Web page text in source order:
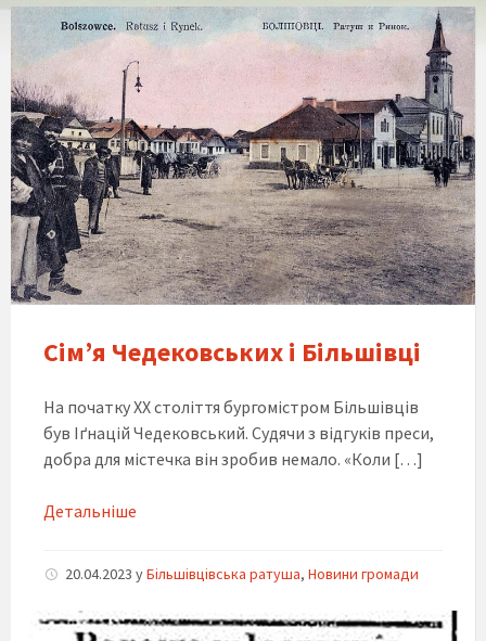
Сім’я Чедековських і Більшівці
На початку ХХ століття бургомістром Більшівців
був Іґнацій Чедековський. Судячи з відгуків преси,
добра для містечка він зробив немало. «Коли […]
Детальніше
20.04.2023 yБільшівцівська ратуша, Новини громади